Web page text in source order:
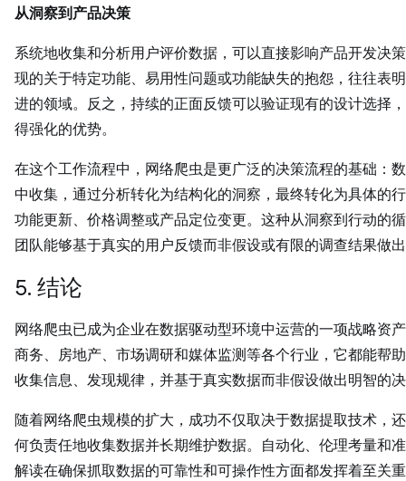
从洞察到产品决策
系统地收集和分析用户评价数据，可以直接影响产品开发决
现的关于特定功能、易用性问题或功能缺失的抱怨，往往表
进的领域。反之，持续的正面反馈可以验证现有的设计选择
得强化的优势。
在这个工作流程中，网络爬虫是更广泛的决策流程的基础：
中收集，通过分析转化为结构化的洞察，最终转化为具体的
功能更新、价格调整或产品定位变更。这种从洞察到行动的
团队能够基于真实的用户反馈而非假设或有限的调查结果做
5. 结论
网络爬虫已成为企业在数据驱动型环境中运营的一项战略资
商务、房地产、市场调研和媒体监测等各个行业，它都能帮
收集信息、发现规律，并基于真实数据而非假设做出明智的
随着网络爬虫规模的扩大，成功不仅取决于数据提取技术，
何负责任地收集数据并长期维护数据。自动化、伦理考量和
解读在确保抓取数据的可靠性和可操作性方面都发挥着至关